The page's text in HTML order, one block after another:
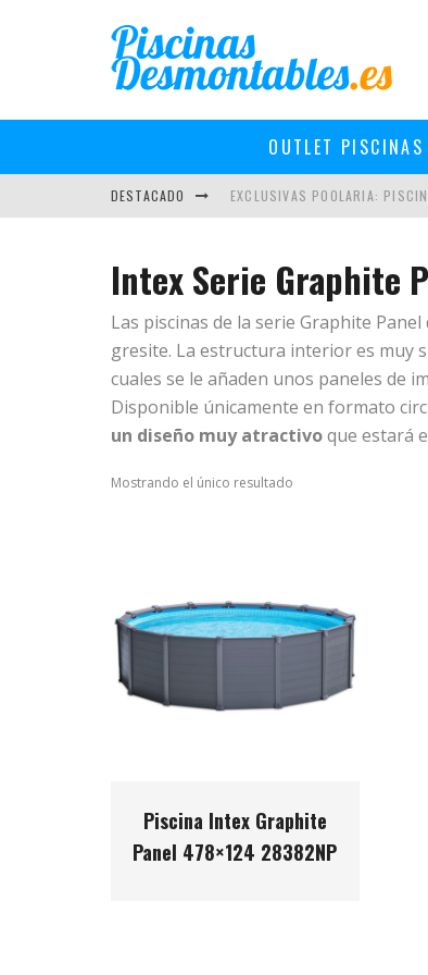
OUTLET PISCINAS
DESTACADO EXCLUSIVAS POOLARIA:
PISCINAS GRE 2018: MÁS Y
CÓMO INSTALAR UN
Intex Serie Graphite
Las piscinas de la serie Graphite
gresite. La estructura interior es muy
cuales se le añaden unos paneles de
Disponible únicamente en formato
un diseño muy atractivoque estará
Mostrando el único resultado
Piscina Intex Graphite
Panel 478×124 28382NP